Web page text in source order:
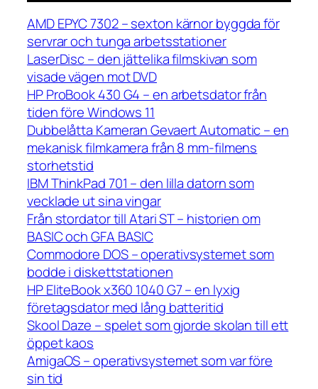
AMD EPYC 7302 – sexton kärnor byggda för
servrar och tunga arbetsstationer
LaserDisc – den jättelika filmskivan som
visade vägen mot DVD
HP ProBook 430 G4 – en arbetsdator från
tiden före Windows 11
Dubbelåtta Kameran Gevaert Automatic – en
mekanisk filmkamera från 8 mm-filmens
storhetstid
IBM ThinkPad 701 – den lilla datorn som
vecklade ut sina vingar
Från stordator till Atari ST – historien om
BASIC och GFA BASIC
Commodore DOS – operativsystemet som
bodde i diskettstationen
HP EliteBook x360 1040 G7 – en lyxig
företagsdator med lång batteritid
Skool Daze – spelet som gjorde skolan till ett
öppet kaos
AmigaOS – operativsystemet som var före
sin tid